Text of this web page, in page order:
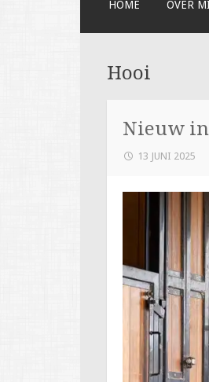
INHOUD
HOME OVER
Hooi
Nieuw in
13 JUNI 2025